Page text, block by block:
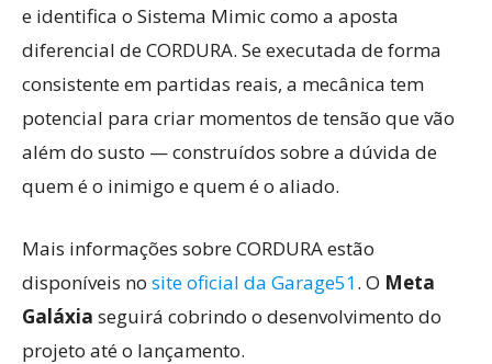
e identifica o Sistema Mimic como a aposta
diferencial de CORDURA. Se executada de forma
consistente em partidas reais, a mecânica tem
potencial para criar momentos de tensão que vão
além do susto — construídos sobre a dúvida de
quem é o inimigo e quem é o aliado.
Mais informações sobre CORDURA estão
disponíveis no site oficial da Garage51. O Meta
Galáxia seguirá cobrindo o desenvolvimento do
projeto até o lançamento.